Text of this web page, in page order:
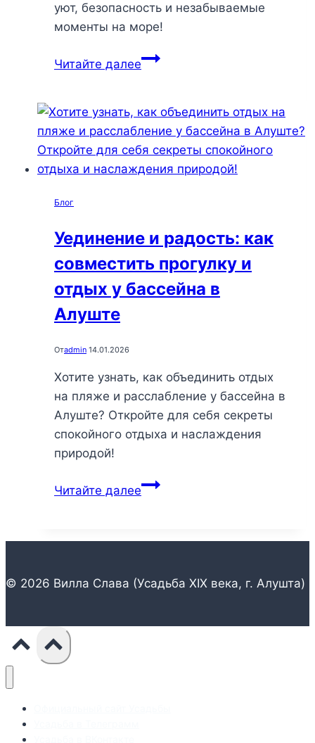
уют, безопасность и незабываемые
моменты на море!
Читайте далееАлушта
идеальные
места
для
безопасного
у
моря
Блог
Уединение и радость: как
совместить прогулку и
отдых у бассейна в
Алуште
Отadmin 14.01.2026
Хотите узнать, как объединить отдых
на пляже и расслабление у бассейна в
Алуште? Откройте для себя секреты
спокойного отдыха и наслаждения
природой!
Читайте далееУединение
как
прогулку
© 2026 Вилла Слава (Усадьба XIX века, г. Алушта)